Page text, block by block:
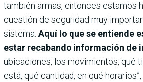
también armas, entonces estamos
cuestión de seguridad muy
sistema. Aquí lo que se entiende
estar recabando información de
ubicaciones, los movimientos, qué
está, qué cantidad, en qué